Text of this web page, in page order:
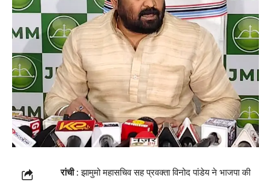
रांची : झामुमो महासचिव सह प्रवक्ता विनोद पांडेय ने भाजपा की